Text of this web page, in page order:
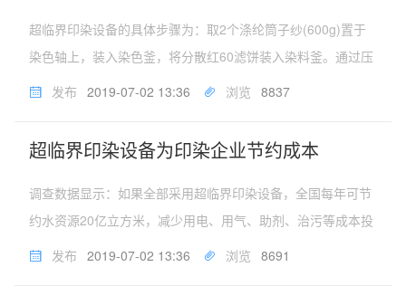
超临界印染设备的具体步骤为：取2个涤纶筒子纱(600g)置于
染色轴上，装入染色釜，将分散红60滤饼装入染料釜。通过压
缩泵将二氧化碳加入系统中，加热。待达到相应的温度和压力
取结束后，关闭压...
发布 2019-07-02 13:36 浏览 8837
超临界印染设备为印染企业节约成本
调查数据显示：如果全部采用超临界印染设备，全国每年可节
约水资源20亿立方米，减少用电、用气、助剂、治污等成本投
入总计574亿元。使用超临界印染设备印染产品，整个染色过
发布 2019-07-02 13:36 浏览 8691